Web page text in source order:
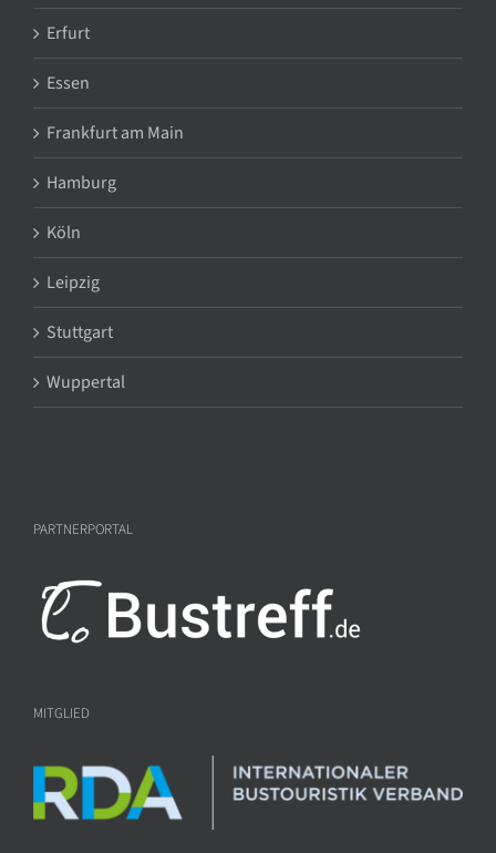
Erfurt
Essen
Frankfurt am Main
Hamburg
Köln
Leipzig
Stuttgart
Wuppertal
PARTNERPORTAL
MITGLIED